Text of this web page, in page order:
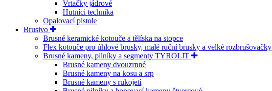
Vrtačky jádrové
Hutnící technika
Opalovací pistole
Brusivo
Brusné keramické kotouče a tělíska na stopce
Flex kotouče pro úhlové brusky, malé ruční brusky a velké rozbrušovačky
Brusné kameny, pilníky a segmenty TYROLIT
Brusné kameny dvouzrnné
Brusné kameny na kosu a srp
Brusné kameny s rukojetí